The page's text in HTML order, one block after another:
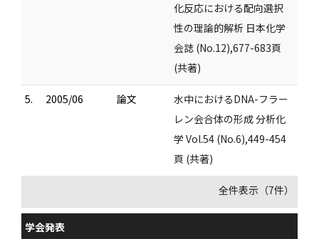
化反応における配向選択
性の理論的解析 日本化学
会誌 (No.12),677-683頁
(共著)
5. 2005/06 論文
水中におけるDNA-フラー
レン会合体の形成 分析化
学 Vol.54 (No.6),449-454
頁 (共著)
全件表示（7件）
学会発表